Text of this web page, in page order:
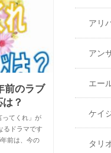
前のラブ
？
ってくれ」が
るドラマです
前は、今の
アリ
アン
エー
ケイ
タリ